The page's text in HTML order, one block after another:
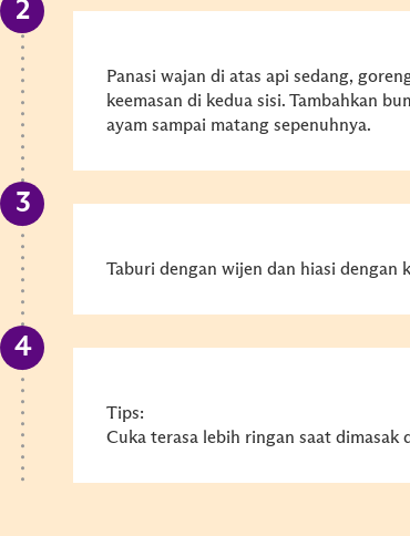
Panasi wajan di atas api sedang,
keemasan di kedua sisi. Tambahkan
ayam sampai matang sepenuhnya.
Taburi dengan wijen dan hiasi dengan
Tips:
Cuka terasa lebih ringan saat dimasak